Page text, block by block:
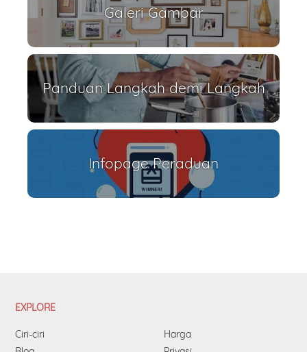
Galeri Gambar
Panduan Langkah demi Langkah
Infopage Peraduan
EXPLORE
Ciri-ciri
Harga